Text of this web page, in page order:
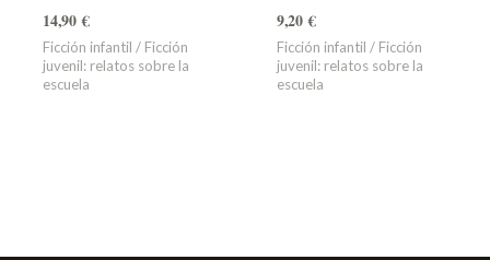
14,90€
Ficción infantil / Ficción
juvenil: relatos sobre la
escuela
9,20€
Ficción infantil / Ficción
juvenil: relatos sobre la
escuela